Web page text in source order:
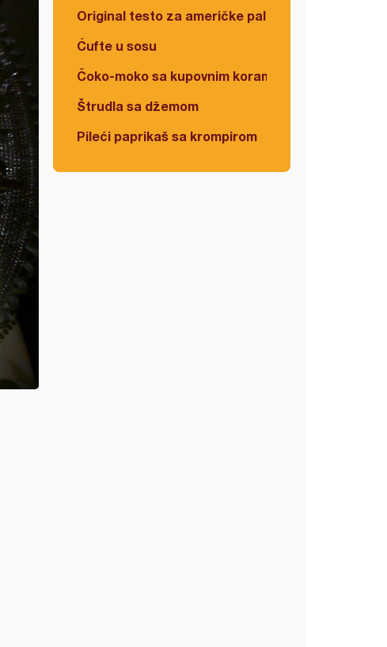
Original testo za američke palačinke
Ćufte u sosu
Čoko-moko sa kupovnim korama
Štrudla sa džemom
Pileći paprikaš sa krompirom